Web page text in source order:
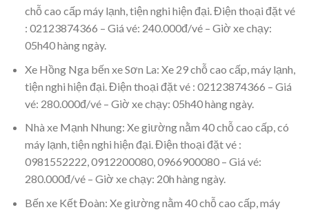
chỗ cao cấp máy lạnh, tiện nghi hiện đại. Điện thoại đặt vé
: 02123874366 – Giá vé: 240.000đ/vé – Giờ xe chạy:
05h40 hàng ngày.
Xe Hồng Nga bến xe Sơn La: Xe 29 chỗ cao cấp, máy lạnh,
tiện nghi hiện đại. Điện thoại đặt vé : 02123874366 – Giá
vé: 280.000đ/vé – Giờ xe chạy: 05h40 hàng ngày.
Nhà xe Mạnh Nhung: Xe giường nằm 40 chỗ cao cấp, có
máy lạnh, tiện nghi hiện đại. Điện thoại đặt vé :
0981552222, 0912200080, 0966900080 – Giá vé:
280.000đ/vé – Giờ xe chạy: 20h hàng ngày.
Bến xe Kết Đoàn: Xe giường nằm 40 chỗ cao cấp, máy